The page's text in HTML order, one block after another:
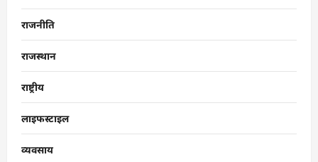
राजनीति
राजस्थान
राष्ट्रीय
लाइफस्टाइल
व्यवसाय